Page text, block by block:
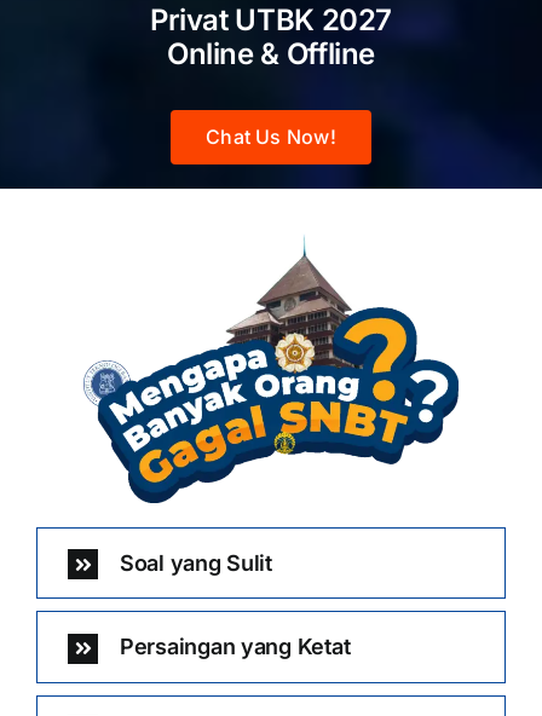
Privat UTBK 2027
Online & Offline
Chat Us Now!
Soal yang Sulit
Persaingan yang Ketat